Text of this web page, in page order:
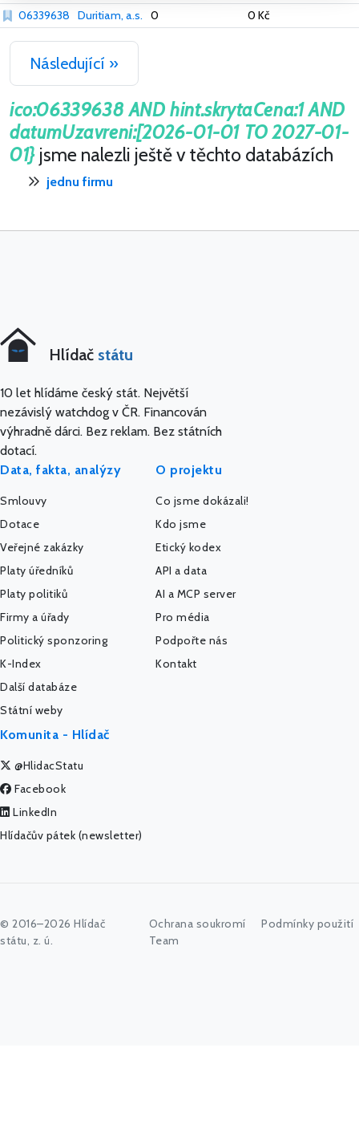
06339638 Duritiam, a.s. 0 0 Kč
Následující »
ico:06339638 AND hint.skrytaCena:1 AND
datumUzavreni:[2026-01-01 TO 2027-01-
01}jsme nalezli ještě v těchto databázích
jednu firmu
Hlídač státu
10 let hlídáme český stát. Největší
nezávislý watchdog v ČR. Financován
výhradně dárci. Bez reklam. Bez státních
dotací.
Data, fakta, analýzy
Smlouvy
Dotace
Veřejné zakázky
Platy úředníků
Platy politiků
Firmy a úřady
Politický sponzoring
K-Index
Další databáze
Státní weby
O projektu
Co jsme dokázali!
Kdo jsme
Etický kodex
API a data
AI a MCP server
Pro média
Podpořte nás
Kontakt
Komunita - Hlídač
@HlidacStatu
Facebook
LinkedIn
Hlídačův pátek (newsletter)
© 2016–2026 Hlídač
státu, z. ú.
Ochrana soukromí
Podmínky použití
Team